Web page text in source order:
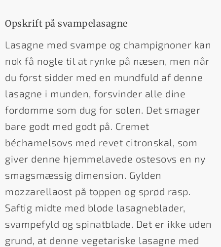
Opskrift på svampelasagne
Lasagne med svampe og champignoner kan
nok få nogle til at rynke på næsen, men når
du først sidder med en mundfuld af denne
lasagne i munden, forsvinder alle dine
fordomme som dug for solen. Det smager
bare godt med godt på. Cremet
béchamelsovs med revet citronskal, som
giver denne hjemmelavede ostesovs en ny
smagsmæssig dimension. Gylden
mozzarellaost på toppen og sprød rasp.
Saftig midte med bløde lasagneblader,
svampefyld og spinatblade. Det er ikke uden
grund, at denne vegetariske lasagne med